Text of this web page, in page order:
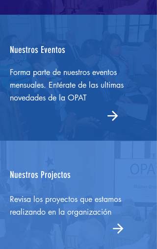
Nuestros Eventos
Forma parte de nuestros eventos
mensuales. Entérate de las ultimas
novedades de la OPAT
Nuestros Projectos
Revisa los proyectos que estamos
realizando en la organización